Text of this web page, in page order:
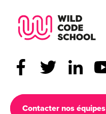
Contacter nos équipes